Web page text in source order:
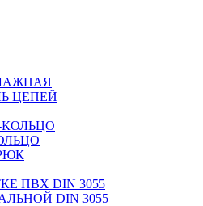
ЦЕПЕЙ
ПВХ DIN 3055
DIN 3055